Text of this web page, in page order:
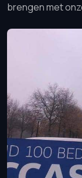
brengen met